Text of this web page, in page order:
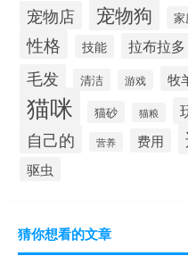
宠物店 宠物狗 家
性格 技能 拉布拉多
毛发 清洁 游戏 牧
猫咪 猫砂 猫粮
自己的 营养 费用
驱虫
猜你想看的文章